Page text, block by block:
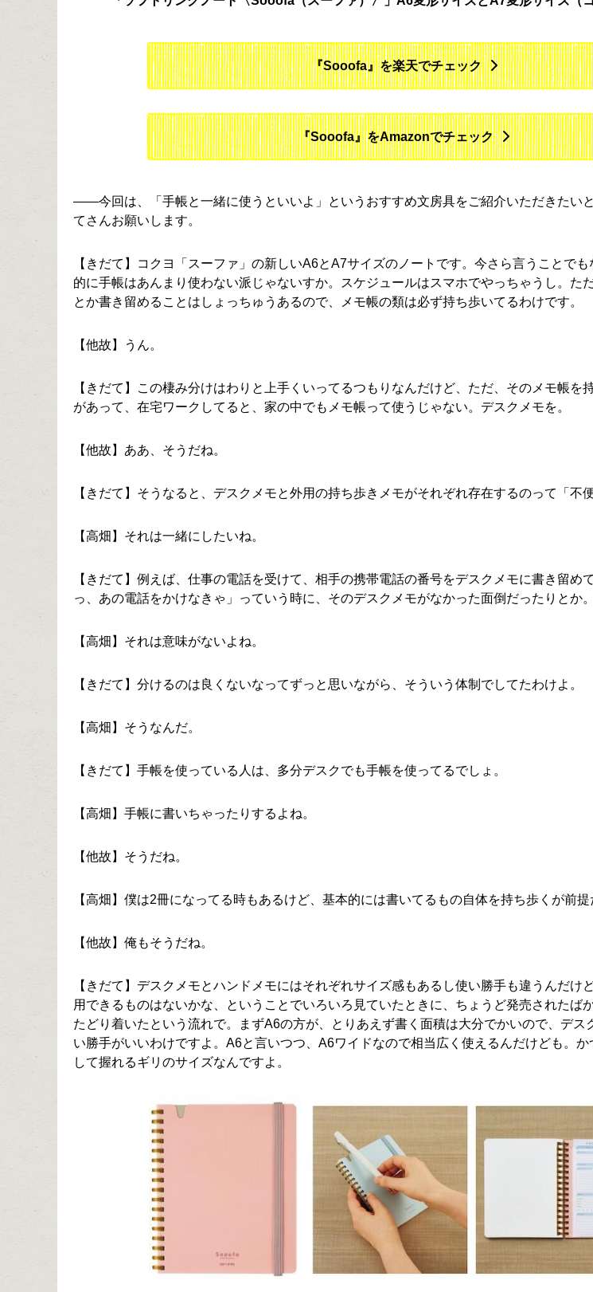
『Sooofa』を楽天でチェック
『Sooofa』をAmazonでチェック
――今回は、「手帳と一緒に使うといいよ」というおすすめ文房具をご紹介いただきたい
てさんお願いします。
【きだて】コクヨ「スーファ」の新しいA6とA7サイズのノートです。今さら言うことで
的に手帳はあんまり使わない派じゃないすか。スケジュールはスマホでやっちゃうし。た
とか書き留めることはしょっちゅうあるので、メモ帳の類は必ず持ち歩いてるわけです。
【他故】うん。
【きだて】この棲み分けはわりと上手くいってるつもりなんだけど、ただ、そのメモ帳を
があって、在宅ワークしてると、家の中でもメモ帳って使うじゃない。デスクメモを。
【他故】ああ、そうだね。
【きだて】そうなると、デスクメモと外用の持ち歩きメモがそれぞれ存在するのって「不
【高畑】それは一緒にしたいね。
【きだて】例えば、仕事の電話を受けて、相手の携帯電話の番号をデスクメモに書き留め
っ、あの電話をかけなきゃ」っていう時に、そのデスクメモがなかった面倒だったりとか。
【高畑】それは意味がないよね。
【きだて】分けるのは良くないなってずっと思いながら、そういう体制でしてたわけよ。
【高畑】そうなんだ。
【きだて】手帳を使っている人は、多分デスクでも手帳を使ってるでしょ。
【高畑】手帳に書いちゃったりするよね。
【他故】そうだね。
【高畑】僕は2冊になってる時もあるけど、基本的には書いてるもの自体を持ち歩くが前提
【他故】俺もそうだね。
【きだて】デスクメモとハンドメモにはそれぞれサイズ感もあるし使い勝手も違うんだけ
用できるものはないかな、ということでいろいろ見ていたときに、ちょうど発売されたば
たどり着いたという流れで。まずA6の方が、とりあえず書く面積は大分でかいので、デス
い勝手がいいわけですよ。A6と言いつつ、A6ワイドなので相当広く使えるんだけども。か
して握れるギリのサイズなんですよ。